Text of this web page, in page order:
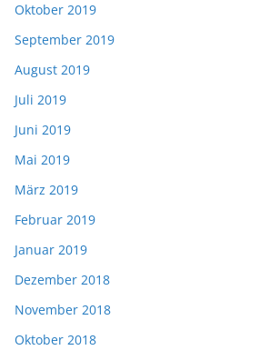
Oktober 2019
September 2019
August 2019
Juli 2019
Juni 2019
Mai 2019
März 2019
Februar 2019
Januar 2019
Dezember 2018
November 2018
Oktober 2018